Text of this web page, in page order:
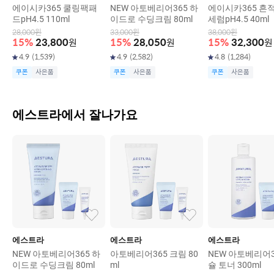
에이시카365 쿨링팩패
드pH4.5 110ml
28,000원
15% 23,800원
4.9 (1,539)
쿠폰 사은품
NEW 아토베리어365 하
이드로 수딩크림 80ml
33,000원
15% 28,050원
4.9 (2,582)
쿠폰 사은품
에이시카365 흔
세럼pH4.5 40ml
38,000원
15% 32,300원
4.8 (1,284)
쿠폰 사은품
에스트라에서 잘나가요
에스트라
NEW 아토베리어365 하
이드로 수딩크림 80ml
에스트라
아토베리어365 크림 80
ml
에스트라
NEW 아토베리어
슐 토너 300ml